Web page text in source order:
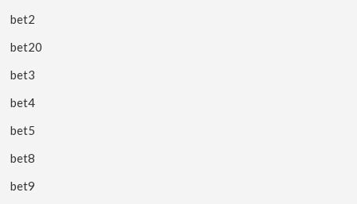
bet2
bet20
bet3
bet4
bet5
bet8
bet9